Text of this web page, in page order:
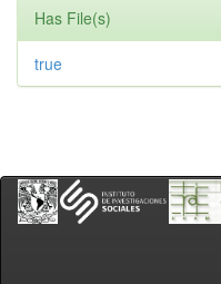
Has File(s)
true